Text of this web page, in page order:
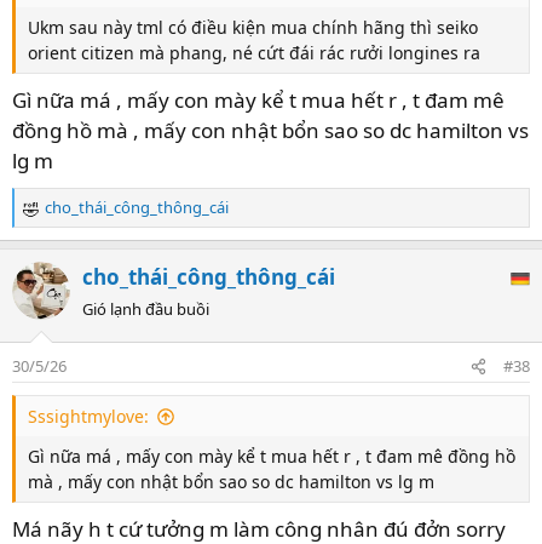
Ukm sau này tml có điều kiện mua chính hãng thì seiko
orient citizen mà phang, né cứt đái rác rưởi longines ra
Gì nữa má , mấy con mày kể t mua hết r , t đam mê
đồng hồ mà , mấy con nhật bổn sao so dc hamilton vs
lg m
R
e
a
c
t
n
s
cho_thái_công_thông_cái
cho_thái_công_thông_cái
Gió lạnh đầu buồi
30/5/26 #38
Sssightmylove:
Gì nữa má , mấy con mày kể t mua hết r , t đam mê đồng hồ
mà , mấy con nhật bổn sao so dc hamilton vs lg m
Má nãy h t cứ tưởng m làm công nhân đú đởn sorry